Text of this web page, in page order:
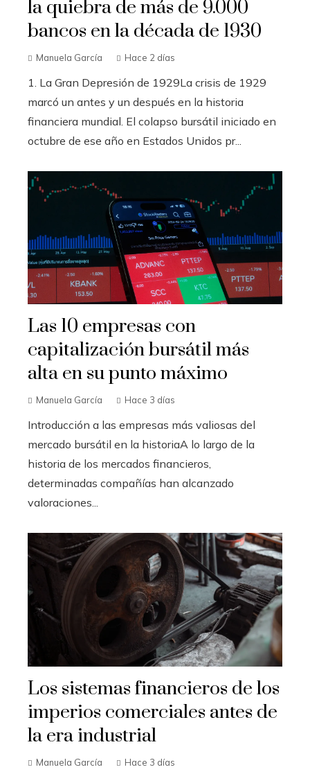
la quiebra de más de 9.000
bancos en la década de 1930
Manuela García Hace 2 días
1. La Gran Depresión de 1929La crisis de 1929
marcó un antes y un después en la historia
financiera mundial. El colapso bursátil iniciado en
octubre de ese año en Estados Unidos pr...
Las 10 empresas con
capitalización bursátil más
alta en su punto máximo
Manuela García Hace 3 días
Introducción a las empresas más valiosas del
mercado bursátil en la historiaA lo largo de la
historia de los mercados financieros,
determinadas compañías han alcanzado
valoraciones...
Los sistemas financieros de los
imperios comerciales antes de
la era industrial
Manuela García Hace 3 días